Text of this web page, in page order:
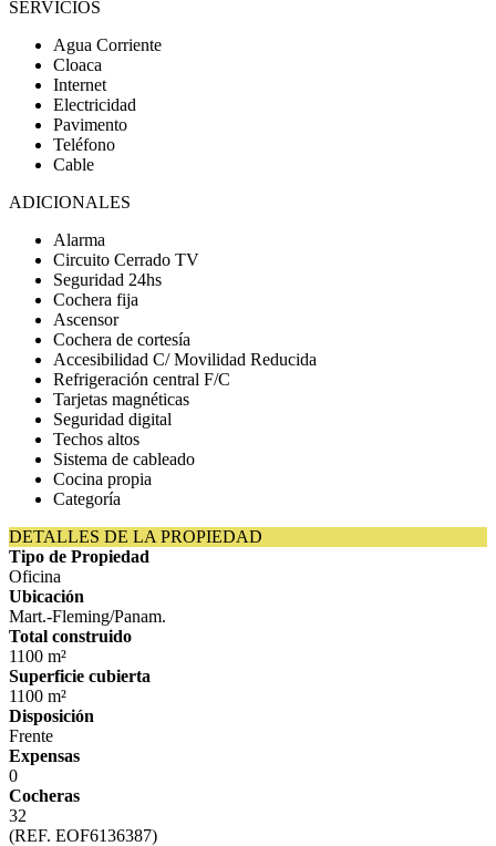
SERVICIOS
Agua Corriente
Cloaca
Internet
Electricidad
Pavimento
Teléfono
Cable
ADICIONALES
Alarma
Circuito Cerrado TV
Seguridad 24hs
Cochera fija
Ascensor
Cochera de cortesía
Accesibilidad C/ Movilidad Reducida
Refrigeración central F/C
Tarjetas magnéticas
Seguridad digital
Techos altos
Sistema de cableado
Cocina propia
Categoría
DETALLES DE LA PROPIEDAD
Tipo de Propiedad
Oficina
Ubicación
Mart.-Fleming/Panam.
Total construido
1100 m²
Superficie cubierta
1100 m²
Disposición
Frente
Expensas
0
Cocheras
32
(REF. EOF6136387)